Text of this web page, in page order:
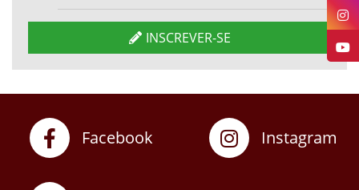
INSCREVER-SE
Facebook Instagram